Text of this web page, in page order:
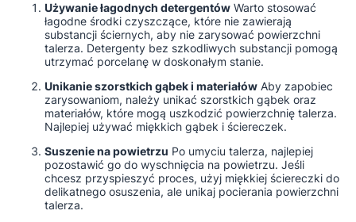
Używanie łagodnych detergentów Warto stosować
łagodne środki czyszczące, które nie zawierają
substancji ściernych, aby nie zarysować powierzchni
talerza. Detergenty bez szkodliwych substancji pomogą
utrzymać porcelanę w doskonałym stanie.
Unikanie szorstkich gąbek i materiałów Aby zapobiec
zarysowaniom, należy unikać szorstkich gąbek oraz
materiałów, które mogą uszkodzić powierzchnię talerza.
Najlepiej używać miękkich gąbek i ściereczek.
Suszenie na powietrzu Po umyciu talerza, najlepiej
pozostawić go do wyschnięcia na powietrzu. Jeśli
chcesz przyspieszyć proces, użyj miękkiej ściereczki do
delikatnego osuszenia, ale unikaj pocierania powierzchni
talerza.